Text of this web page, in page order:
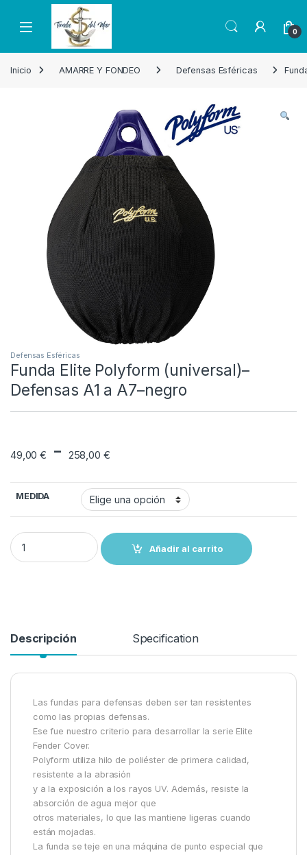
Skip to navigation
Skip to content
Open 0
Inicio AMARRE Y FONDEO Defensas Esféricas
Defensas Esféricas
Funda Elite Polyform (universal)–
Defensas A1 a A7–negro
49,00€ - 258,00 €Rango de
MEDIDA
Funda Elite Polyform (universal)--Defensas A1 a A7--negro quantity
Añadir al carrito
Descripción Specification
Las fundas para defensas deben ser tan resistentes
como las propias defensas.
Ese fue nuestro criterio para desarrollar la serie Elite
Fender Cover.
Polyform utiliza hilo de poliéster de primera calidad,
resistente a la abrasión
y a la exposición a los rayos UV. Además, resiste la
absorción de agua mejor que
otros materiales, lo que las mantiene ligeras cuando
están mojadas.
La funda se teje en una máquina de punto especial que